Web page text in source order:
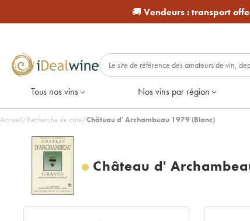
🚚 Vendeurs :transport
Tous nos vins Nos vins par région
Accueil/Recherche de cote/Château d' Archambeau 1979 (Blanc)
Château d'